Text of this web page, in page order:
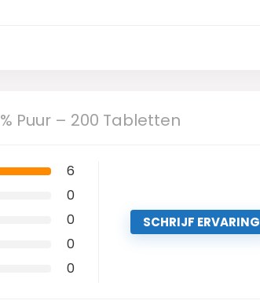
Puur – 200 Tabletten
6
0
0
0
0
SCHRIJF ERVARING